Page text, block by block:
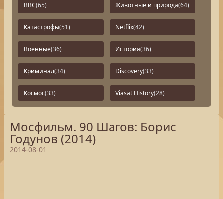
BBC(65) Животные и природа(64)
Катастрофы(51) Netflix(42)
Военные(36) История(36)
Криминал(34) Discovery(33)
Космос(33) Viasat History(28)
Мосфильм. 90 Шагов: Борис
Годунов (2014)
2014-08-01